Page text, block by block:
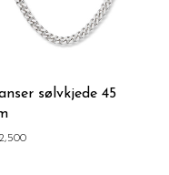
sølvkjede 45
2,500